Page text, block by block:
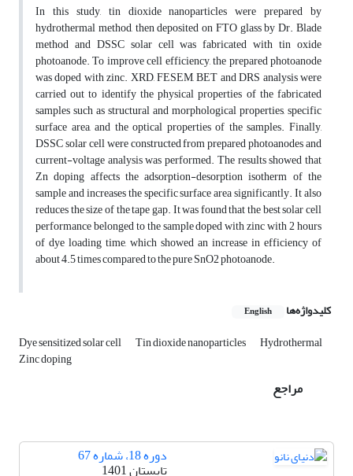
In this study, tin dioxide nanoparticles were prepared by
hydrothermal method, then deposited on FTO glass by Dr. Blade
method and DSSC solar cell was fabricated with tin oxide
photoanode. To improve cell efficiency, the prepared photoanode
was doped with zinc. XRD, FESEM, BET and DRS analysis were
carried out to identify the physical properties of the fabricated
samples such as structural and morphological properties, specific
surface area, and the optical properties of the samples. Finally,
DSSC solar cell were constructed from prepared photoanodes and
current-voltage analysis was performed. The results showed that
Zn doping affects the adsorption-desorption isotherm of the
sample and increases the specific surface area significantly. It also
reduces the size of the tape gap. It was found that the best solar cell
performance belonged to the sample doped with zinc with 2 hours
of dye loading time, which showed an increase in efficiency of
about 4.5 times compared to the pure SnO2 photoanode.
کلیدواژه‌ها English
Dye sensitized solar cell Tin dioxide nanoparticles Hydrothermal
Zinc doping
مراجع
دوره 18، شماره 67
تابستان 1401